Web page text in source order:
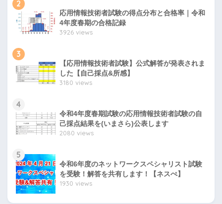
2
応用情報技術者試験の得点分布と合格率｜令和
4年度春期の合格記録
3926 views
3
【応用情報技術者試験】公式解答が発表されま
した【自己採点&所感】
3180 views
4
令和4年度春期試験の応用情報技術者試験の自
己採点結果を(いまさら)公表します
2080 views
5
令和6年度のネットワークスペシャリスト試験
を受験！解答を共有します！【ネスぺ】
1930 views